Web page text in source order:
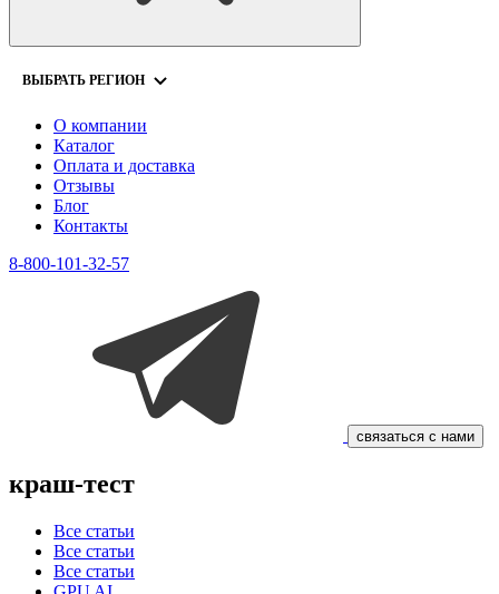
ВЫБРАТЬ РЕГИОН
О компании
Каталог
Оплата и доставка
Отзывы
Блог
Контакты
8-800-101-32-57
связаться с нами
краш-тест
Все статьи
Все статьи
Все статьи